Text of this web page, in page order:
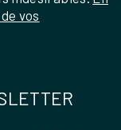
vos